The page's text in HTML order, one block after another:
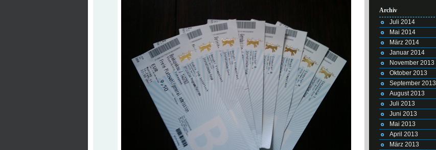
Archiv
Juli 2014
Mai 2014
März 2014
Januar 2014
November 2013
Oktober 2013
September 2013
August 2013
Juli 2013
Juni 2013
Mai 2013
April 2013
März 2013